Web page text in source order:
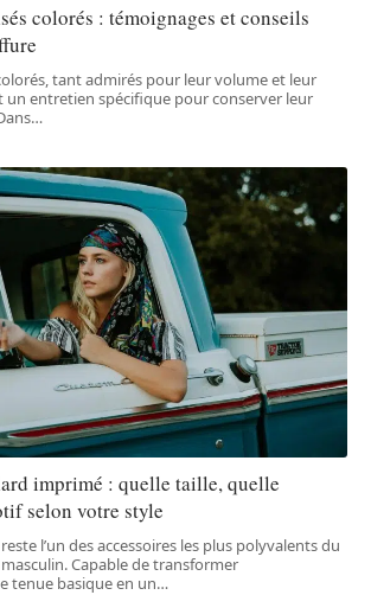
colorés : témoignages et conseils
tant admirés pour leur volume et leur
un entretien spécifique pour conserver leur
…
imprimé : quelle taille, quelle
selon votre style
l’un des accessoires les plus polyvalents du
Capable de transformer
tenue basique en un…